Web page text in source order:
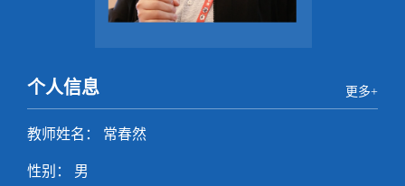
个人信息 更多+
教师姓名： 常春然
性别： 男